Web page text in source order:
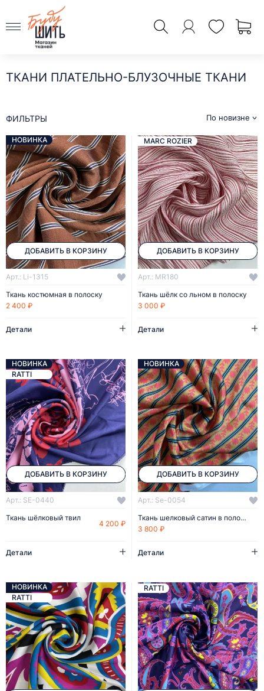
ТКАНИ ПЛАТЕЛЬНО-БЛУЗОЧНЫЕ ТКАНИ
По новизне
ФИЛЬТРЫ
ДОБАВИТЬ В КОРЗИНУ
НОВИНКА
Арт.: Li-1315
Ткань костюмная в полоску
2 400 ₽
Детали
ДОБАВИТЬ В КОРЗИНУ
MARC ROZIER
Арт.: MR180
Ткань шёлк со льном в полоску
3 000 ₽
Детали
ДОБАВИТЬ В КОРЗИНУ
НОВИНКА
RATTI
Арт.: SE-0440
Ткань шёлковый твил
4 200 ₽
Детали
ДОБАВИТЬ В КОРЗИНУ
НОВИНКА
Арт.: Se-0054
Ткань шелковый сатин в полоску
3 800 ₽
Детали
НОВИНКА
RATTI
RATTI